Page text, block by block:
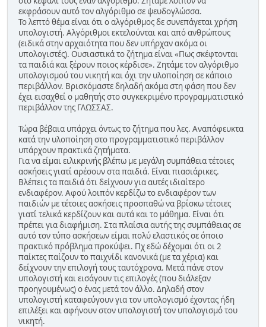
εκφράσουν αυτό τον αλγόριθμο σε ψευδογλώσσα.
Το λεπτό θέμα είναι ότι ο αλγόριθμος δε συνεπάγεται χρήση
υπολογιστή. Αλγόριθμοι εκτελούνται και από ανθρώπους
(ειδικά στην αρχαιότητα που δεν υπήρχαν ακόμα οι
υπολογιστές). Ουσιαστικά το ζήτημα είναι «Πως σκέφτονται
τα παιδιά και ξέρουν ποιος κέρδισε». Ζητάμε τον αλγόριθμο
υπολογισμού του νικητή και όχι την υλοποίηση σε κάποιο
περιβάλλον. Βρισκόμαστε δηλαδή ακόμα στη φάση που δεν
έχει εισαχθεί ο μαθητής στο συγκεκριμένο προγραμματιστικό
περιβάλλον της ΓΛΩΣΣΑΣ.
Τώρα βέβαια υπάρχει όντως το ζήτημα που λες. Αναπόφευκτα
κατά την υλοποίηση στο προγραμματιστικό περιβάλλον
υπάρχουν πρακτικά ζητήματα.
Για να είμαι ειλικρινής βλέπω με μεγάλη συμπάθεια τέτοιες
ασκήσεις γιατί αρέσουν στα παιδιά. Είναι πιασιάρικες.
Βλέπεις τα παιδιά ότι δείχνουν για αυτές ιδιαίτερο
ενδιαφέρον. Αφού λοιπόν κερδίζω το ενδιαφέρον των
παιδιών με τέτοιες ασκήσεις προσπαθώ να βρίσκω τέτοιες
γιατί τελικά κερδίζουν και αυτά και το μάθημα. Είναι ότι
πρέπει για διαφήμιση. Στα πλαίσια αυτής της συμπάθειας σε
αυτό τον τύπο ασκήσεων είμαι πολύ ελαστικός σε όποιο
πρακτικό πρόβλημα προκύψει. Πχ εδώ δέχομαι ότι οι 2
παίκτες παίζουν το παιχνίδι κανονικά (με τα χέρια) και
δείχνουν την επιλογή τους ταυτόχρονα. Μετά πάνε στον
υπολογιστή και εισάγουν τις επιλογές (που διάλεξαν
προηγουμένως) ο ένας μετά τον άλλο. Δηλαδή στον
υπολογιστή καταφεύγουν για τον υπολογισμό έχοντας ήδη
επιλέξει και αφήνουν στον υπολογιστή τον υπολογισμό του
νικητή.